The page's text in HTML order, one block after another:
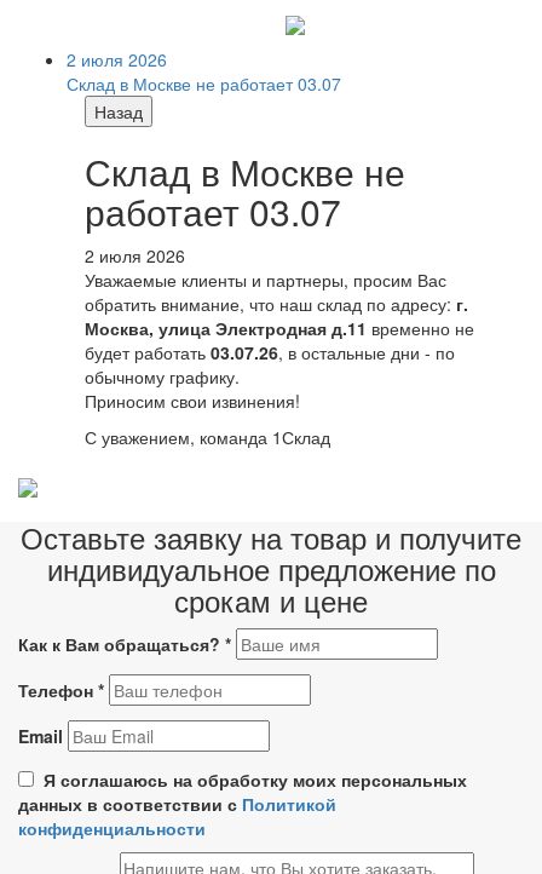
2 июля 2026
Склад в Москве не работает 03.07
Назад
Склад в Москве не
работает 03.07
2 июля 2026
Уважаемые клиенты и партнеры, просим Вас
обратить внимание, что наш склад по адресу: г.
Москва, улица Электродная д.11 временно не
будет работать 03.07.26, в остальные дни - по
обычному графику.
Приносим свои извинения!
С уважением, команда 1Склад
Оставьте заявку на товар и получите
индивидуальное предложение по
срокам и цене
Как к Вам обращаться? *
Телефон *
Email
Я соглашаюсь на обработку моих персональных
данных в соответствии с Политикой
конфиденциальности